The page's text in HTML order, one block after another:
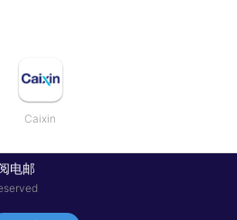
Caixin
电邮